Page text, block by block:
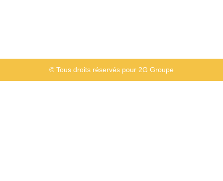
© Tous droits réservés pour 2G Groupe